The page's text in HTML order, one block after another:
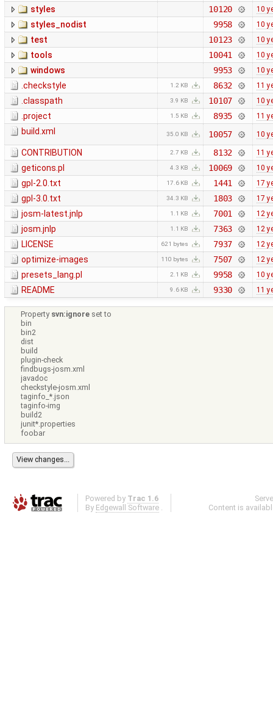
styles 10120 10
styles_nodist 9958 10
test 10123 10
tools 10041 10
windows 9953 10
.checkstyle 1.2 KB 8632 11
.classpath 3.9 KB 10107 10
.project 1.5 KB 8935 11
build.xml 35.0 KB 10057 10
CONTRIBUTION 2.7 KB 8132 11
geticons.pl 4.3 KB 10069 10
gpl-2.0.txt 17.6 KB 1441 17
gpl-3.0.txt 34.3 KB 1803 17
josm-latest.jnlp 1.1 KB 7001 12
josm.jnlp 1.1 KB 7363 12
LICENSE 621 bytes 7937 12
optimize-images 110 bytes 7507 12
presets_lang.pl 2.1 KB 9958 10
README 9.6 KB 9330 11
Property svn:ignore set to
bin
bin2
dist
build
plugin-check
findbugs-josm.xml
javadoc
checkstyle-josm.xml
taginfo_*.json
taginfo-img
build2
junit*.properties
foobar
Powered by Trac 1.6
By Edgewall Software .
Content is